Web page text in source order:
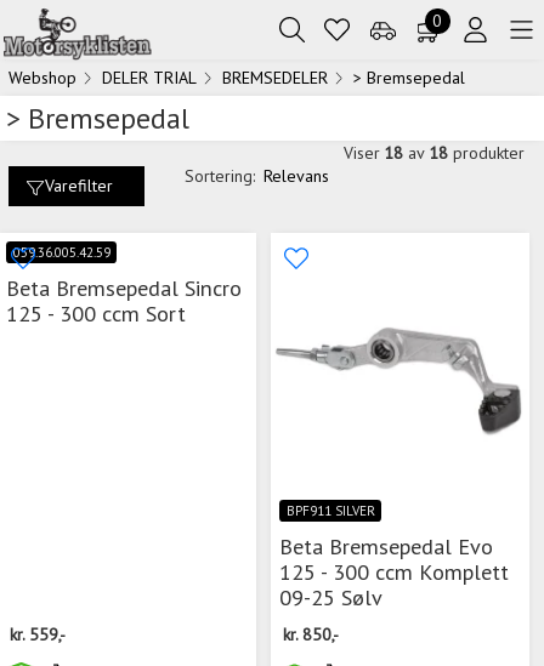
0
Webshop DELER TRIAL BREMSEDELER > Bremsepedal
> Bremsepedal
Varefilter Sortering: Relevans
Viser 18 av 18 produkter
059.36.005.42.59
Beta Bremsepedal Sincro
125 - 300 ccm Sort
kr. 559,-
BPF911 SILVER
Beta Bremsepedal Evo
125 - 300 ccm Komplett
09-25 Sølv
kr.850,-